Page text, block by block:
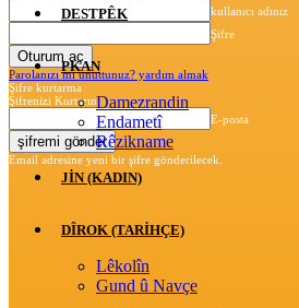
kullanıcı adınız
Şifre
Parolanızı mı unuttunuz? yardım almak
Şifre kurtarma
Şifrenizi Kurtarın
E-posta
Email adresine yeni bir şifre gönderilecek.
DESTPÊK
PKAN
Damezrandin
Endametî
Rêzikname
JİN (KADIN)
DÎROK (TARİHÇE)
Lêkolîn
Gund û Navçe